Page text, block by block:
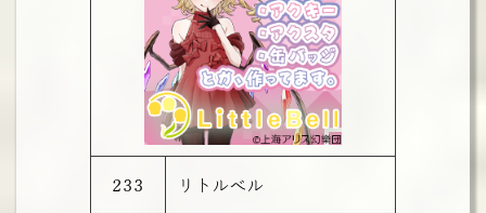
233 リトルベル